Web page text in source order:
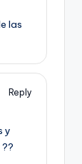
las
Reply
y